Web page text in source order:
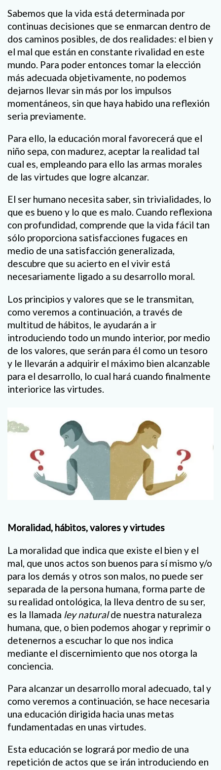
Sabemos que la vida está determinada por
continuas decisiones que se enmarcan dentro de
dos caminos posibles, de dos realidades: el bien y
el mal que están en constante rivalidad en este
mundo. Para poder entonces tomar la elección
más adecuada objetivamente, no podemos
dejarnos llevar sin más por los impulsos
momentáneos, sin que haya habido una reflexión
seria previamente.
Para ello, la educación moral favorecerá que el
niño sepa, con madurez, aceptar la realidad tal
cual es, empleando para ello las armas morales
de las virtudes que logre alcanzar.
El ser humano necesita saber, sin trivialidades, lo
que es bueno y lo que es malo. Cuando reflexiona
con profundidad, comprende que la vida fácil tan
sólo proporciona satisfacciones fugaces en
medio de una satisfacción generalizada,
descubre que su acierto en el vivir está
necesariamente ligado a su desarrollo moral.
Los principios y valores que se le transmitan,
como veremos a continuación, a través de
multitud de hábitos, le ayudarán a ir
introduciendo todo un mundo interior, por medio
de los valores, que serán para él como un tesoro
y le llevarán a adquirir el máximo bien alcanzable
para el desarrollo, lo cual hará cuando finalmente
interiorice las virtudes.
Moralidad, hábitos, valores y virtudes
La moralidad que indica que existe el bien y el
mal, que unos actos son buenos para sí mismo y/o
para los demás y otros son malos, no puede ser
separada de la persona humana, forma parte de
su realidad ontológica, la lleva dentro de su ser,
es la llamada ley naturalde nuestra naturaleza
humana, que, o bien podemos ahogar y reprimir o
detenernos a escuchar lo que nos indica
mediante el discernimiento que nos otorga la
conciencia.
Para alcanzar un desarrollo moral adecuado, tal y
como veremos a continuación, se hace necesaria
una educación dirigida hacia unas metas
fundamentadas en unas virtudes.
Esta educación se logrará por medio de una
repetición de actos que se irán introduciendo en